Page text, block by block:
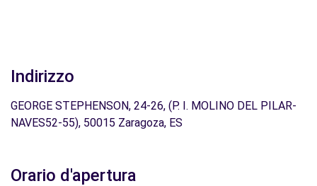
Indirizzo
GEORGE STEPHENSON, 24-26, (P. I. MOLINO DEL PILAR-
NAVES52-55), 50015 Zaragoza, ES
Orario d'apertura